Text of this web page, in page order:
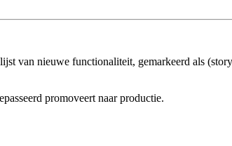
van nieuwe functionaliteit, gemarkeerd als
promoveert naar productie.